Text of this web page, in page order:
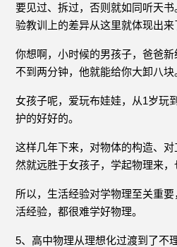
要见过、拆过，否则就如同听天
验教训上的差异从这里就体现出来
你想啊，小时候的男孩子，爸爸
不到两分钟，他就能给你大卸八块
女孩子呢，爱玩布娃娃，从1岁玩
护的好好的。
这样几年下来，对物体的构造、
然就远胜于女孩子，学起物理来，
所以，生活经验对学物理至关重
活经验，都很难学好物理。
5、高中物理从理想化过渡到了不